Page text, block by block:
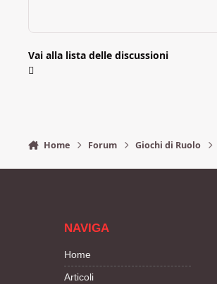
Vai alla lista delle discussioni
Home Forum Giochi di Ruolo
NAVIGA
Home
Articoli